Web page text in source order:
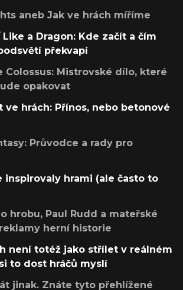
aneb Jak ve hrách míříme
Like a Dragon: Kde začít a čím
překvapí
Colossus: Mistrovské dílo, které
opakovat
ve hrách: Přínos, nebo betonové
Průvodce a rady pro
inspirovaly hrami (ale často to
hrobu, Paul Rudd a mateřské
herní historie
není totéž jako střílet v reálném
to dost hráčů myslí
jinak. Znáte tyto přehlížené